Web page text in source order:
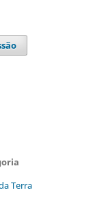
Terra